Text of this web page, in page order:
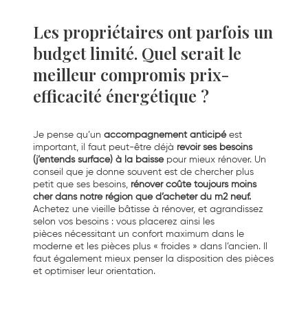
Les propriétaires ont parfois un
budget limité. Quel serait le
meilleur compromis prix-
efficacité énergétique ?
Je pense qu’un accompagnement anticipéest
important, il faut peut-être déjà revoir ses besoins
(j’entends surface) à la baissepour mieux rénover. Un
conseil que je donne souvent est de chercher plus
petit que ses besoins, rénover coûte toujours moins
cher dans notre région que d’acheter du m2 neuf.
Achetez une vieille bâtisse à rénover, et agrandissez
selon vos besoins : vous placerez ainsi les
pièces nécessitant un confort maximum dans le
moderne et les pièces plus « froides » dans l’ancien. Il
faut également mieux penser la disposition des pièces
et optimiser leur orientation.